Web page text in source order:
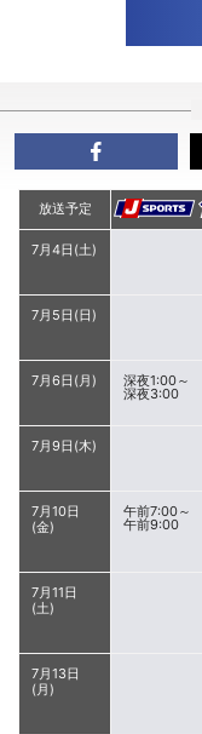
放送予定
7月4日(土)
7月5日(日)
7月6日(月) 深夜1:00～
深夜3:00
7月9日(木)
7月10日
(金)
午前7:00～
午前9:00
7月11日
(土)
7月13日
(月)